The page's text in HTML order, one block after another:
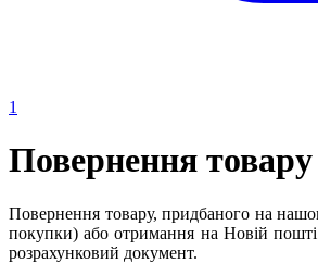
1
Повернення товару
Повернення товару, придбаного на
покупки) або отримання на Новій
розрахунковий документ.